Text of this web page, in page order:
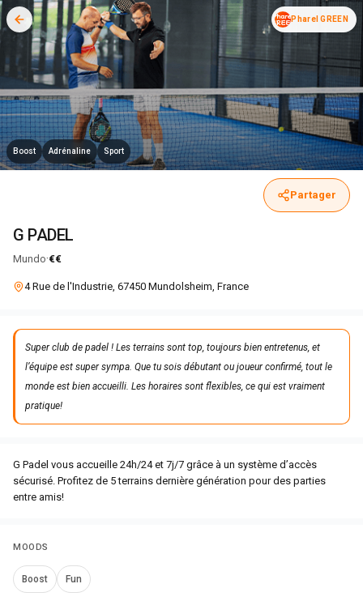
Pharel GREEN
Boost Adrénaline Sport
Partager
G PADEL
Mundo·€€
4 Rue de l'Industrie, 67450 Mundolsheim, France
Super club de padel ! Les terrains sont top, toujours bien entretenus, et
l’équipe est super sympa. Que tu sois débutant ou joueur confirmé, tout le
monde est bien accueilli. Les horaires sont flexibles, ce qui est vraiment
pratique!
G Padel vous accueille 24h/24 et 7j/7 grâce à un système d’accès
sécurisé. Profitez de 5 terrains dernière génération pour des parties
entre amis!
MOODS
Boost Fun